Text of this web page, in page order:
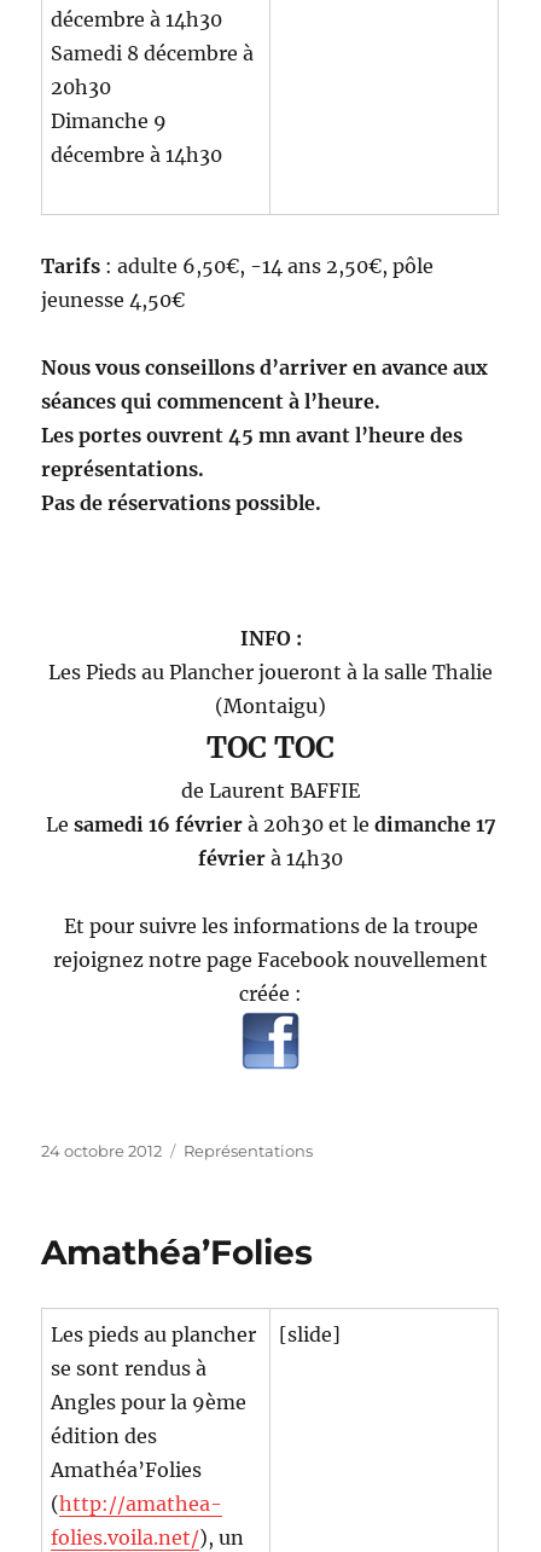
décembre à 14h30
Samedi 8 décembre à
20h30
Dimanche 9
décembre à 14h30
Tarifs : adulte 6,50€, -14 ans 2,50€, pôle
jeunesse 4,50€
Nous vous conseillons d’arriver en avance aux
séances qui commencent à l’heure.
Les portes ouvrent 45 mn avant l’heure des
représentations.
Pas de réservations possible.
INFO :
Les Pieds au Plancher joueront à la salle Thalie
(Montaigu)
TOC TOC
de Laurent BAFFIE
Le samedi 16 févrierà 20h30 et le dimanche 17
février à 14h30
Et pour suivre les informations de la troupe
rejoignez notre page Facebook nouvellement
créée :
Publié
24 octobre 2012 Catégories
Représentations
Amathéa’Folies
Les pieds au plancher
se sont rendus à
Angles pour la 9ème
édition des
Amathéa’Folies
(http://amathea-
folies.voila.net/), un
[slide]